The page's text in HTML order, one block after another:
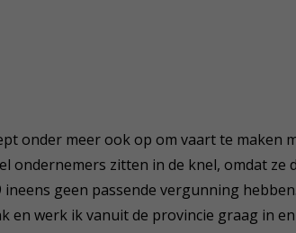
onder meer ook op om vaart te maken
ondernemers zitten in de knel, omdat ze
ineens geen passende vergunning
en werk ik vanuit de provincie graag in en